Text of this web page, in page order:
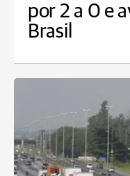
por 2 a 0 e
Brasil